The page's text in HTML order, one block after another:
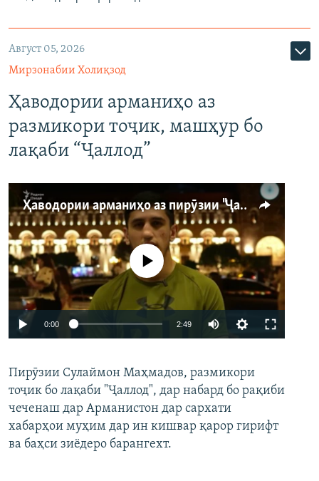
Август 05, 2026
Мирзонабии Холиқзод
Ҳаводории арманиҳо аз
размикори тоҷик, машҳур бо
лақаби “Ҷаллод”
Ҳаводории арманиҳо аз пирӯзии "Ҷаллод"-и тоҷик
Auto 240p 360p 480p
720p 1080p
Феълан кор намекунад
0:00 2:49
360p
480p
Пирӯзии Сулаймон Маҳмадов, размикори
тоҷик бо лақаби "Ҷаллод", дар набард бо рақиби
чеченаш дар Арманистон дар сархати
хабарҳои муҳим дар ин кишвар қарор гирифт
ва баҳси зиёдеро барангехт.